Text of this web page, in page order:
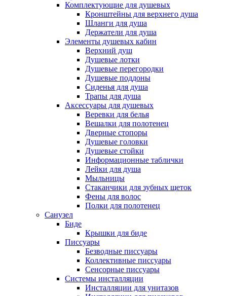
Комплектующие для душевых
Кронштейны для верхнего душа
Шланги для душа
Держатели для душа
Элементы душевых кабин
Верхний душ
Душевые лотки
Душевые перегородки
Душевые поддоны
Сиденья для душа
Трапы для душа
Аксессуары для душевых
Веревки для белья
Вешалки для полотенец
Дверные стопоры
Душевые головки
Душевые стойки
Информационные таблички
Лейки для душа
Мыльницы
Стаканчики для зубных щеток
Фены для волос
Полки для полотенец
Санузел
Биде
Крышки для биде
Писсуары
Безводные писсуары
Коллективные писсуары
Сенсорные писсуары
Системы инсталляции
Инсталляции для унитазов